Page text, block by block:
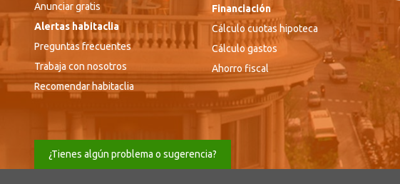
Anunciar gratis
Alertas habitaclia
Preguntas frecuentes
Trabaja con nosotros
Recomendar habitaclia
Financiación
Cálculo cuotas hipoteca
Cálculo gastos
Ahorro fiscal
¿Tienes algún problema o sugerencia?